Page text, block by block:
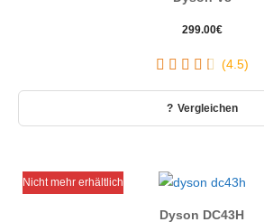
299.00€
(4.5)
Vergleichen
Nicht mehr erhältlich
Dyson DC43H